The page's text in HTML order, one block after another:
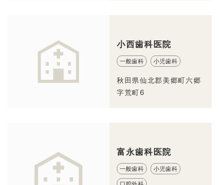
小西歯科医院
一般歯科 小児歯科
秋田県仙北郡美郷町六郷
字荒町6
富永歯科医院
一般歯科 小児歯科